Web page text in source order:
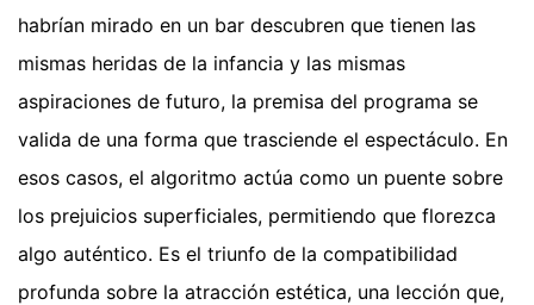
habrían mirado en un bar descubren que tienen las
mismas heridas de la infancia y las mismas
aspiraciones de futuro, la premisa del programa se
valida de una forma que trasciende el espectáculo. En
esos casos, el algoritmo actúa como un puente sobre
los prejuicios superficiales, permitiendo que florezca
algo auténtico. Es el triunfo de la compatibilidad
profunda sobre la atracción estética, una lección que,